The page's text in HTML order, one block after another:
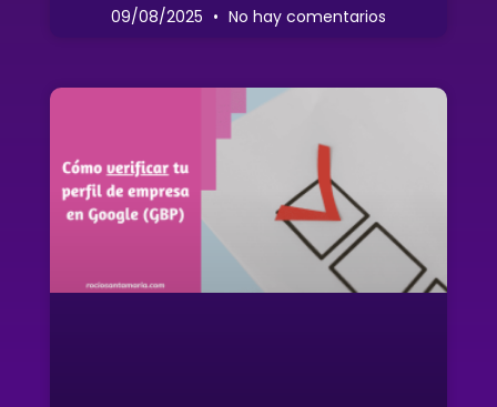
09/08/2025 No hay comentarios